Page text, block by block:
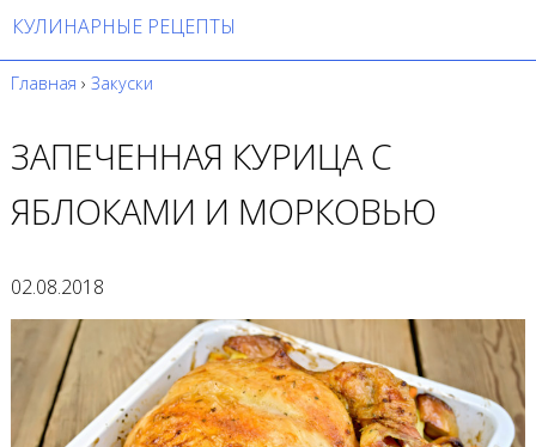
КУЛИНАРНЫЕ РЕЦЕПТЫ
Главная › Закуски
ЗАПЕЧЕННАЯ КУРИЦА С
ЯБЛОКАМИ И МОРКОВЬЮ
02.08.2018